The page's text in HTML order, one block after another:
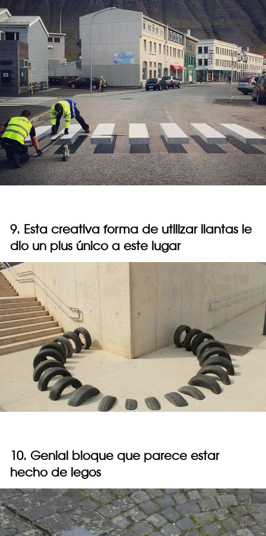
9. Esta creativa forma de utilizar llantas le
dio un plus único a este lugar
10. Genial bloque que parece estar
hecho de legos